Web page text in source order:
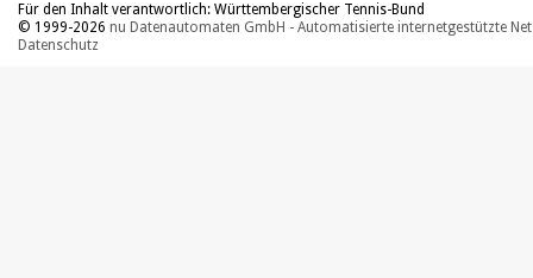
Für den Inhalt verantwortlich: Württembergischer Tennis-Bund
© 1999-2026 nu Datenautomaten GmbH - Automatisierte internetgestützte
Datenschutz